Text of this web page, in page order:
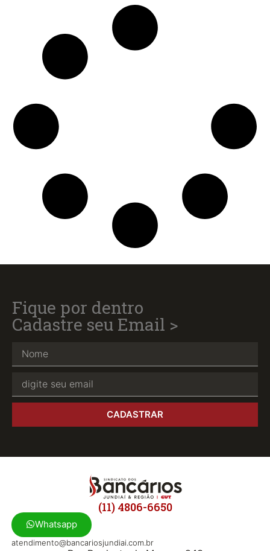
Fique por dentro
Cadastre seu Email >
CADASTRAR
(11) 4806-6650
Whatsapp
atendimento@bancariosjundiai.com.br